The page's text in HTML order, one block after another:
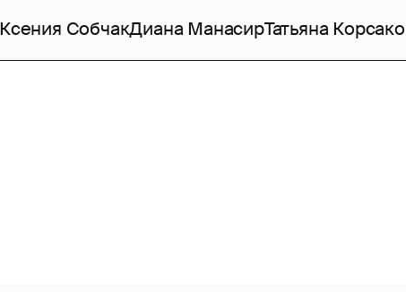
Ксения СобчакДиана МанасирТатьяна